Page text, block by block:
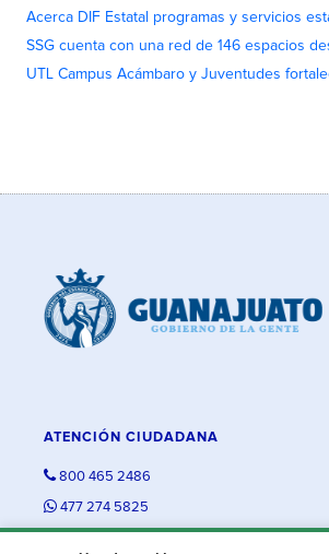
Acerca DIF Estatal programas y servicios
SSG cuenta con una red de 146 espacios
UTL Campus Acámbaro y Juventudes
ATENCIÓN CIUDADANA
800 465 2486
477 274 5825